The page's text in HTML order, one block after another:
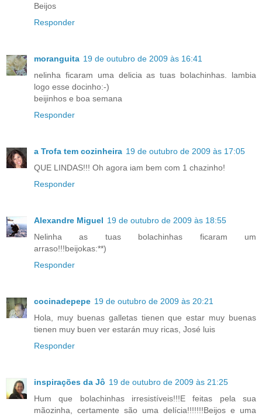
Beijos
Responder
moranguita 19 de outubro de 2009 às 16:41
nelinha ficaram uma delicia as tuas bolachinhas. lambia
logo esse docinho:-)
beijinhos e boa semana
Responder
a Trofa tem cozinheira 19 de outubro de 2009 às 17:05
QUE LINDAS!!! Oh agora iam bem com 1 chazinho!
Responder
Alexandre Miguel 19 de outubro de 2009 às 18:55
Nelinha as tuas bolachinhas ficaram um
arraso!!!beijokas:**)
Responder
cocinadepepe 19 de outubro de 2009 às 20:21
Hola, muy buenas galletas tienen que estar muy buenas
tienen muy buen ver estarán muy ricas, José luis
Responder
inspirações da Jô 19 de outubro de 2009 às 21:25
Hum que bolachinhas irresistíveis!!!E feitas pela sua
mãozinha, certamente são uma delícia!!!!!!!Beijos e uma